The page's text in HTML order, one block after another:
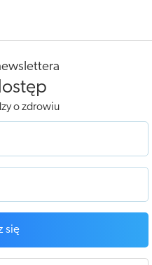
o zdrowiu
się